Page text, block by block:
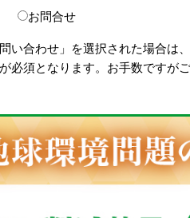
お問合せ
い合わせ」を選択された場合は
必須となります。お手数ですが